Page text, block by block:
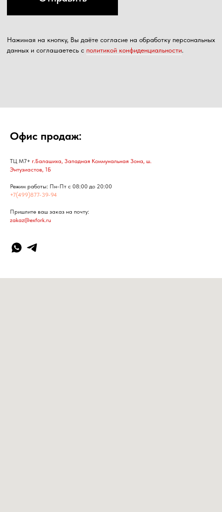
Офис продаж:
ТЦ М7+ г.Балашиха, Западная Коммунальная Зона, ш.
Энтузиастов, 1Б
Режим работы: Пн-Пт с 08:00 до 20:00
+7(499)877-39-94
Пришлите ваш заказ на почту:
zakaz@exfork.ru